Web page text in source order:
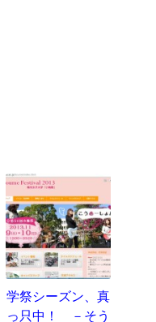
学祭シーズン、真
っ只中！ －そう